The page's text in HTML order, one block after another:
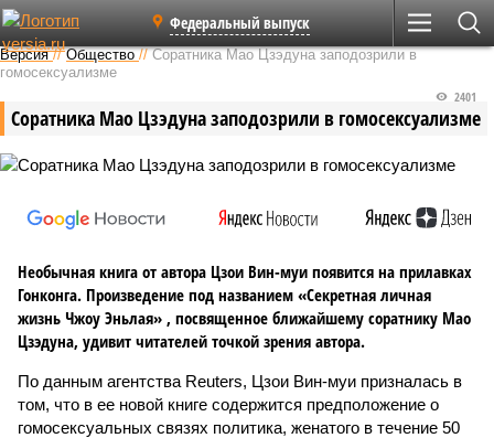
Федеральный выпуск
Версия //Общество //Соратника Мао Цзэдуна заподозрили в
гомосексуализме
Соратника Мао Цзэдуна заподозрили в гомосексуализме
2401
Необычная книга от автора Цзои Вин-муи появится на прилавках
Гонконга. Произведение под названием «Секретная личная
жизнь Чжоу Эньлая» , посвященное ближайшему соратнику Мао
Цзэдуна, удивит читателей точкой зрения автора.
По данным агентства Reuters, Цзои Вин-муи призналась в
том, что в ее новой книге содержится предположение о
гомосексуальных связях политика, женатого в течение 50